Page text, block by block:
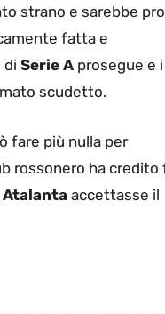
strano e sarebbe
fatta e
di Serie A prosegue e i
scudetto.
fare più nulla per
rossonero ha credito
Atalanta accettasse il